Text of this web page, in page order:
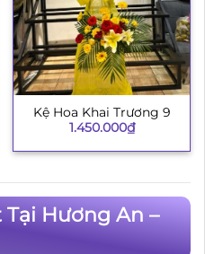
Kệ Hoa Khai Trương 9
1.450.000₫
Hương An –